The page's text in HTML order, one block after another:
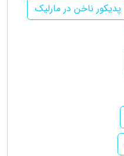
پدیکور ناخن در مارلیک